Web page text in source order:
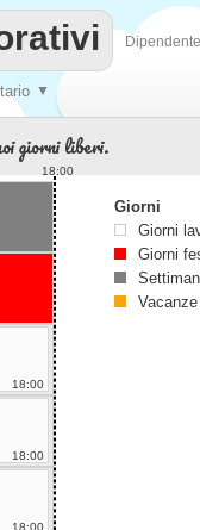
▼
giorni liberi.
18:00
18:00
18:00
18:00
Giorni
Giorni
Giorni
Vacanze